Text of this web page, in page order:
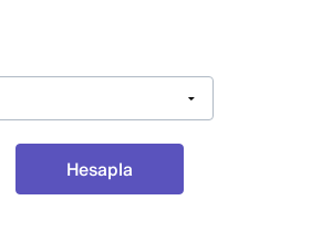
Hesapla